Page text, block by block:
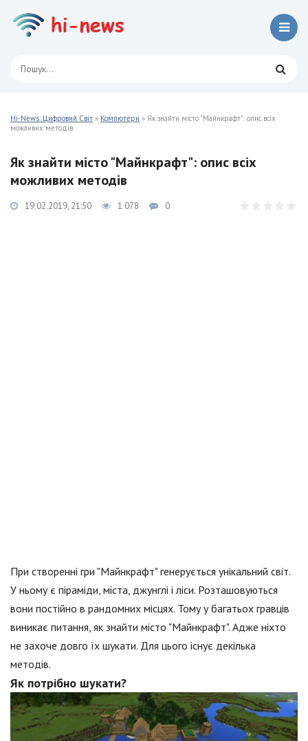
Hi-News: Цифровий Світ » Компютери » Як знайти місто "Майнкрафт": опис всіх
можливих методів
Як знайти місто "Майнкрафт": опис всіх
можливих методів
19.02.2019, 21:50 1 078 0
При створенні гри "Майнкрафт" генерується унікальний світ.
У ньому є піраміди, міста, джунглі і ліси. Розташовуються
вони постійно в рандомних місцях. Тому у багатьох гравців
виникає питання, як знайти місто "Майнкрафт". Адже ніхто
не захоче довго їх шукати. Для цього існує декілька
методів.
Як потрібно шукати?